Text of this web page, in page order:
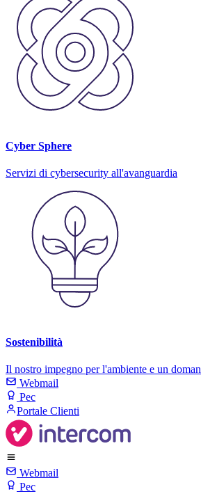
Cyber Sphere
Servizi di cybersecurity all'avanguardia
Sostenibilità
Il nostro impegno per l'ambiente e un
Webmail
Pec
Portale Clienti
Webmail
Pec